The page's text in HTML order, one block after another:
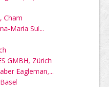
Cham
Maria Sul...
GMBH, Zürich
Eagleman,...